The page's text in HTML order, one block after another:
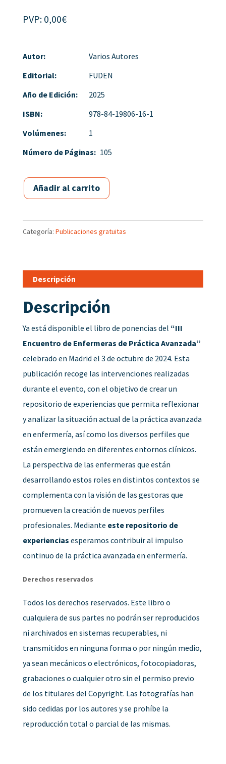
PVP: 0,00€
Autor:
Varios Autores
Editorial:
FUDEN
Año de Edición:
2025
ISBN:
978-84-19806-16-1
Volúmenes:
1
Número de Páginas: 105
Añadir al carrito
Categoría: Publicaciones gratuitas
Descripción
Descripción
Ya está disponible el libro de ponencias del “III
Encuentro de Enfermeras de Práctica Avanzada”
celebrado en Madrid el 3 de octubre de 2024. Esta
publicación recoge las intervenciones realizadas
durante el evento, con el objetivo de crear un
repositorio de experiencias que permita reflexionar
y analizar la situación actual de la práctica avanzada
en enfermería, así como los diversos perfiles que
están emergiendo en diferentes entornos clínicos.
La perspectiva de las enfermeras que están
desarrollando estos roles en distintos contextos se
complementa con la visión de las gestoras que
promueven la creación de nuevos perfiles
profesionales. Mediante este repositorio de
experiencias esperamos contribuir al impulso
continuo de la práctica avanzada en enfermería.
Derechos reservados
Todos los derechos reservados. Este libro o
cualquiera de sus partes no podrán ser reproducidos
ni archivados en sistemas recuperables, ni
transmitidos en ninguna forma o por ningún medio,
ya sean mecánicos o electrónicos, fotocopiadoras,
grabaciones o cualquier otro sin el permiso previo
de los titulares del Copyright. Las fotografías han
sido cedidas por los autores y se prohíbe la
reproducción total o parcial de las mismas.